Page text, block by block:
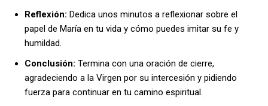
Reflexión: Dedica unos minutos a reflexionar sobre el
papel de María en tu vida y cómo puedes imitar su fe y
humildad.
Conclusión: Termina con una oración de cierre,
agradeciendo a la Virgen por su intercesión y pidiendo
fuerza para continuar en tu camino espiritual.